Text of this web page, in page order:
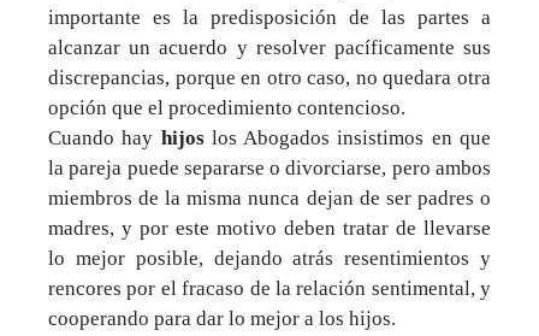
importante es la predisposición de las partes a
alcanzar un acuerdo y resolver pacíficamente sus
discrepancias, porque en otro caso, no quedara otra
opción que el procedimiento contencioso.
Cuando hay hijoslos Abogados insistimos en que
la pareja puede separarse o divorciarse, pero ambos
miembros de la misma nunca dejan de ser padres o
madres, y por este motivo deben tratar de llevarse
lo mejor posible, dejando atrás resentimientos y
rencores por el fracaso de la relación sentimental, y
cooperando para dar lo mejor a los hijos.